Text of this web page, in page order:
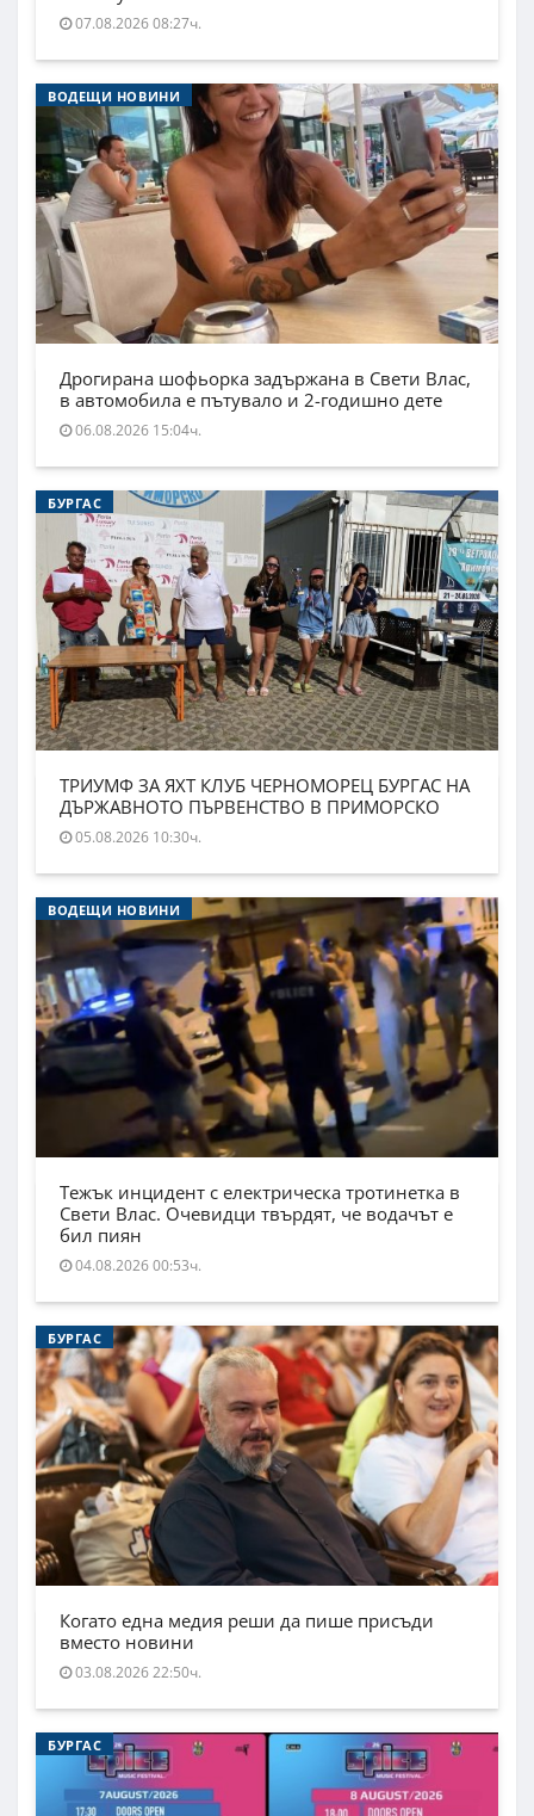
07.08.2026 08:27ч.
ВОДЕЩИ НОВИНИ
Дрогирана шофьорка задържана в Свети Влас,
в автомобила е пътувало и 2-годишно дете
06.08.2026 15:04ч.
БУРГАС
ТРИУМФ ЗА ЯХТ КЛУБ ЧЕРНОМОРЕЦ БУРГАС НА
ДЪРЖАВНОТО ПЪРВЕНСТВО В ПРИМОРСКО
05.08.2026 10:30ч.
ВОДЕЩИ НОВИНИ
Тежък инцидент с електрическа тротинетка в
Свети Влас. Очевидци твърдят, че водачът е
бил пиян
04.08.2026 00:53ч.
БУРГАС
Когато една медия реши да пише присъди
вместо новини
03.08.2026 22:50ч.
БУРГАС